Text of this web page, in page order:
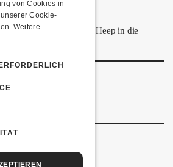
HEEP
2026 kommen Uriah Heep in die
von Cookies in
Cookie-
Weitere